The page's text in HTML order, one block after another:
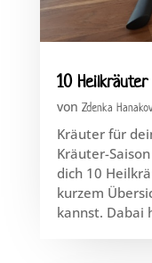
10
von Zdenka
Kräuter für
Kräuter-
dich 10
kurzem
kannst. Dabai